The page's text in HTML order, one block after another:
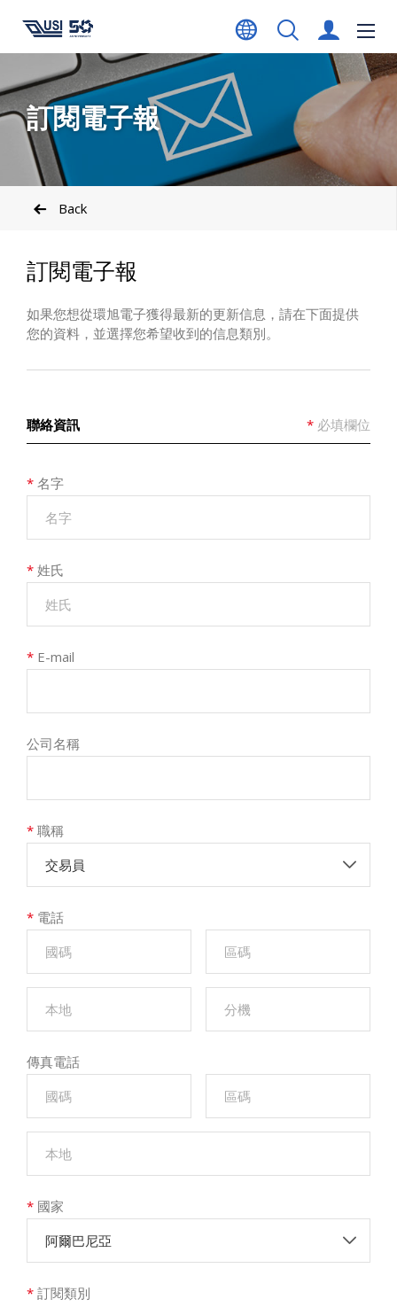
訂閱電子報
Back
訂閱電子報
如果您想從環旭電子獲得最新的更新信息，請在下面提供
您的資料，並選擇您希望收到的信息類別。
* 必填欄位
聯絡資訊
* 名字
* 姓氏
* E-mail
公司名稱
* 職稱
交易員
* 電話
傳真電話
* 國家
阿爾巴尼亞
* 訂閱類別